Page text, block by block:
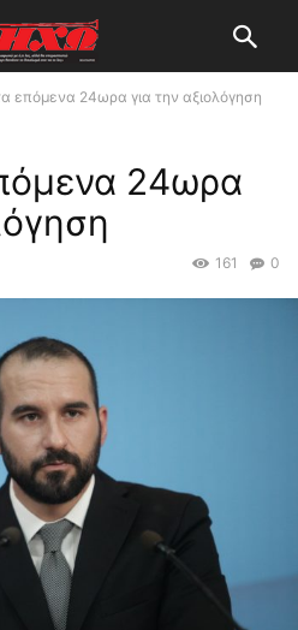
επόμενα 24ωρα για την αξιολόγηση
24ωρα
0
161